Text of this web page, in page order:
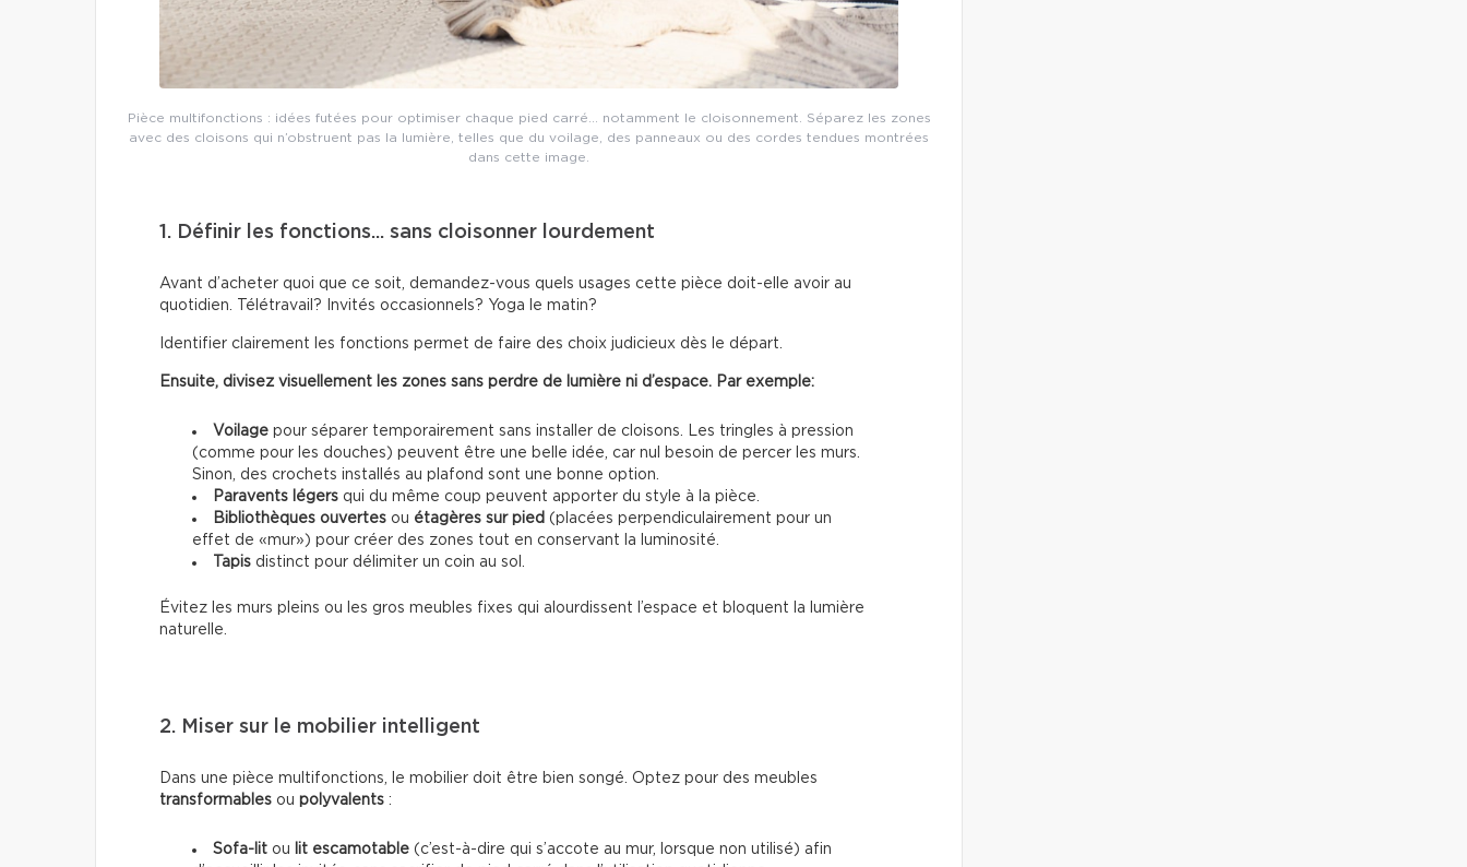
Pièce multifonctions : idées futées pour optimiser chaque pied carré… notamment le cloisonnement. Séparez les zones
avec des cloisons qui n’obstruent pas la lumière, telles que du voilage, des panneaux ou des cordes tendues montrées
dans cette image.
1. Définir les fonctions... sans cloisonner lourdement
Avant d’acheter quoi que ce soit, demandez-vous quels usages cette pièce doit-elle avoir au
quotidien. Télétravail? Invités occasionnels? Yoga le matin?
Identifier clairement les fonctions permet de faire des choix judicieux dès le départ.
Ensuite, divisez visuellement les zones sans perdre de lumière ni d’espace. Par exemple:
Voilage pour séparer temporairement sans installer de cloisons. Les tringles à pression
(comme pour les douches) peuvent être une belle idée, car nul besoin de percer les murs.
Sinon, des crochets installés au plafond sont une bonne option.
Paravents légers qui du même coup peuvent apporter du style à la pièce.
Bibliothèques ouvertes ou étagères sur pied (placées perpendiculairement pour un
effet de «mur») pour créer des zones tout en conservant la luminosité.
Tapis distinct pour délimiter un coin au sol.
Évitez les murs pleins ou les gros meubles fixes qui alourdissent l’espace et bloquent la lumière
naturelle.
2. Miser sur le mobilier intelligent
Dans une pièce multifonctions, le mobilier doit être bien songé. Optez pour des meubles
transformables ou polyvalents :
Sofa-lit ou lit escamotable (c’est-à-dire qui s’accote au mur, lorsque non utilisé) afin